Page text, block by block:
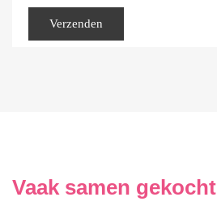
Vaak samen gekocht